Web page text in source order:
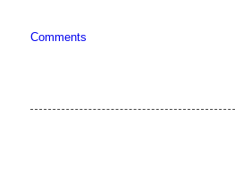
Comments